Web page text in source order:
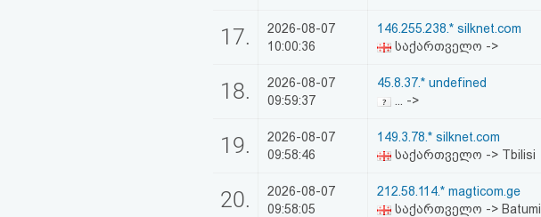
17.
2026-08-07
10:00:36
146.255.238.* silknet.com
საქართველო ->
18.
2026-08-07
09:59:37
45.8.37.* undefined
... ->
19.
2026-08-07
09:58:46
149.3.78.* silknet.com
საქართველო -> Tbilisi
20.
2026-08-07
09:58:05
212.58.114.* magticom.ge
საქართველო -> Batumi